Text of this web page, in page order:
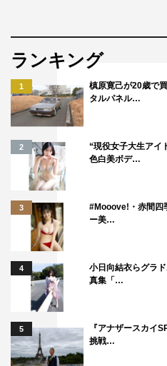
で、よろしくお願い致します
ントを発信し、最新公演への
「マイナビ サマステライブ2023
なお「サマステ」期間中には
レアサひろば」にて、7月
ランキング
1
槙原寛己が20歳で
タルパネル…
2
“現役女子大生アイ
色白美ボデ…
3
#Mooove!・赤間四
ー美…
4
小日向結衣らグラ
真集「…
5
『アナザースカイ
挑戦…